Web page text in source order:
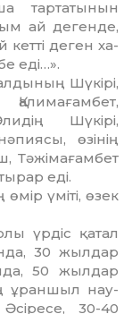
тартатынын
ай дегенде,
деген ха­
еді…».
Шүкірі,
Шүкірі,
өзінің
Тәжі­мағамбет
еді.
үміті, өзек
үрдіс қатал
30 жылдар
50 жылдар
ұраншыл нау­­
30-40